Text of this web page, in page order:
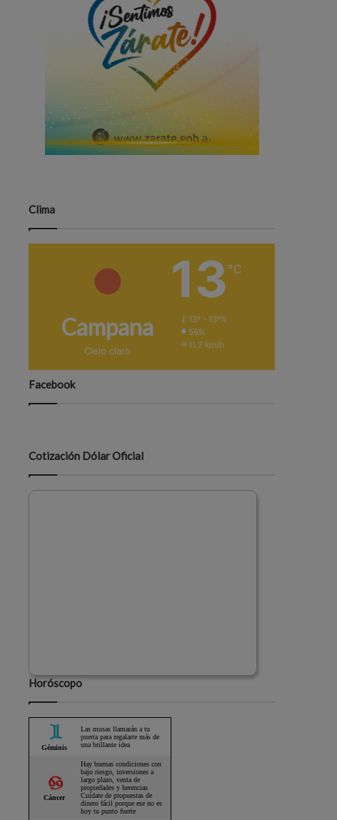
Clima
Campana
Cielo claro
13 ℃
13º - 13º%
56%
11.7 km/h
Facebook
Cotización Dólar Oficial
Horóscopo